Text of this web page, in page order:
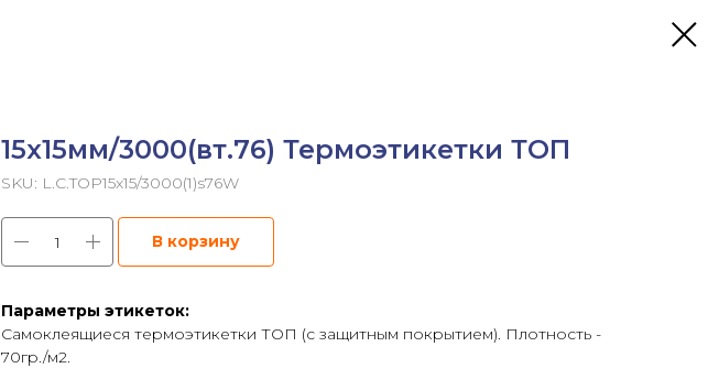
15х15мм/3000(вт.76) Термоэтикетки ТОП
SKU: L.C.TOP15x15/3000(1)s76W
В корзину
Параметры этикеток:
Самоклеящиеся термоэтикетки ТОП (с защитным покрытием). Плотность -
70гр./м2.